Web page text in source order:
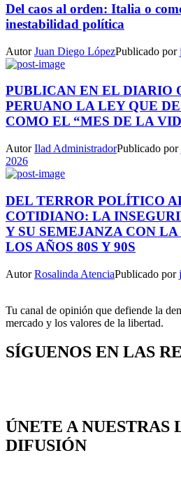
Del caos al orden: Italia o
inestabilidad política
AutorJuan Diego LópezPublicado por
PUBLICAN EN EL DIARIO
PERUANO LA LEY QUE
COMO EL “MES DE LA
AutorIlad AdministradorPublicado por
2026
DEL TERROR POLÍTICO
COTIDIANO: LA
Y SU SEMEJANZA CON
LOS AÑOS 80S Y 90S
AutorRosalinda AtenciaPublicado por
Tu canal de opinión que defiende la
mercado y los valores de la libertad.
SÍGUENOS EN LAS
ÚNETE A NUESTRAS
DIFUSIÓN